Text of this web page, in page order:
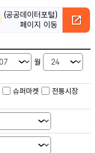
(공공데이터포털)
페이지 이동
월
슈퍼마켓
전통시장